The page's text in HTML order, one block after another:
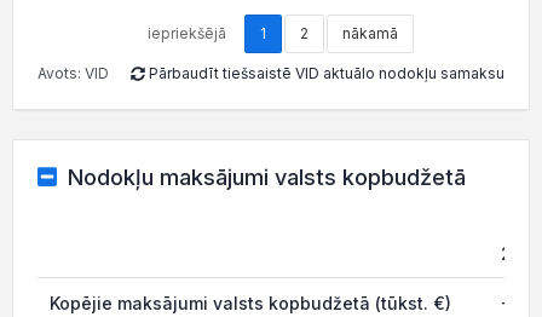
iepriekšējā 1 2 nākamā
Avots: VID Pārbaudīt tiešsaistē VID aktuālo nodokļu samaksu
Nodokļu maksājumi valsts kopbudžetā
2025
Kopējie maksājumi valsts kopbudžetā (tūkst. €) -0.71